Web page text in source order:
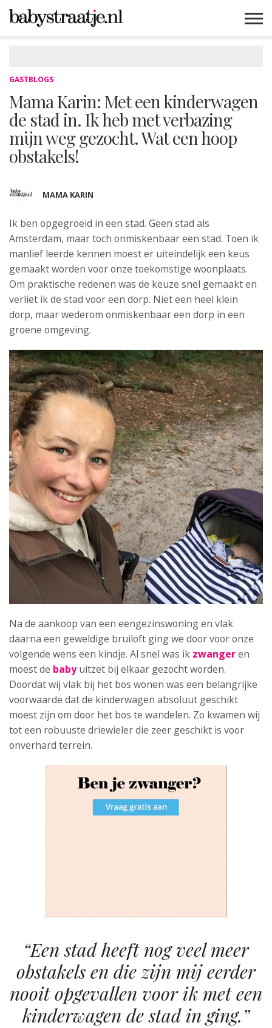
GASTBLOGS
Mama Karin: Met een kinderwagen
de stad in. Ik heb met verbazing
mijn weg gezocht. Wat een hoop
obstakels!
MAMA KARIN
Ik ben opgegroeid in een stad. Geen stad als
Amsterdam, maar toch onmiskenbaar een stad. Toen ik
manlief leerde kennen moest er uiteindelijk een keus
gemaakt worden voor onze toekomstige woonplaats.
Om praktische redenen was de keuze snel gemaakt en
verliet ik de stad voor een dorp. Niet een heel klein
dorp, maar wederom onmiskenbaar een dorp in een
groene omgeving.
Na de aankoop van een eengezinswoning en vlak
daarna een geweldige bruiloft ging we door voor onze
volgende wens een kindje. Al snel was ik zwangeren
moest de babyuitzet bij elkaar gezocht worden.
Doordat wij vlak bij het bos wonen was een belangrijke
voorwaarde dat de kinderwagen absoluut geschikt
moest zijn om door het bos te wandelen. Zo kwamen wij
tot een robuuste driewieler die zeer geschikt is voor
onverhard terrein.
“Een stad heeft nog veel meer
obstakels en die zijn mij eerder
nooit opgevallen voor ik met een
kinderwagen de stad in ging.”